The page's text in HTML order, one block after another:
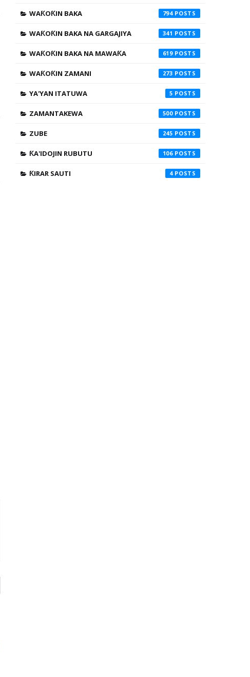
WAƘOƘIN BAKA 794
WAƘOƘIN BAKA NA GARGAJIYA 341
WAƘOƘIN BAKA NA MAWAƘA 619
WAƘOƘIN ZAMANI 273
YA'YAN ITATUWA 5
ZAMANTAKEWA 500
ZUBE 245
ƘA'IDOJIN RUBUTU 106
ƘIRAR SAUTI 4